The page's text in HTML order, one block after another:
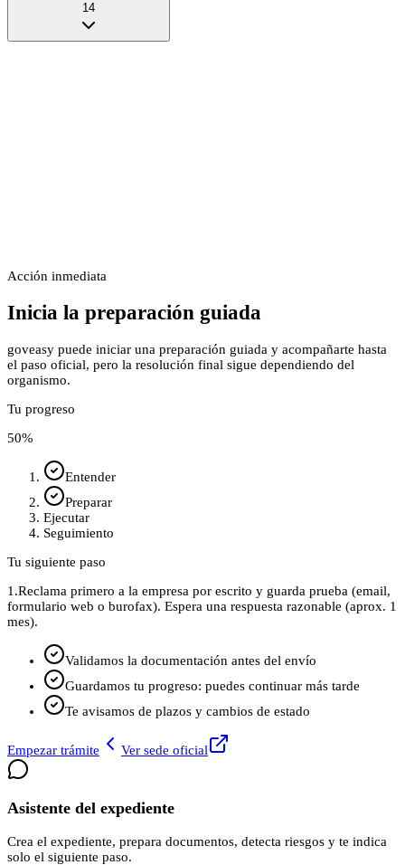
14
Acción inmediata
Inicia la preparación guiada
goveasy puede iniciar una preparación guiada y acompañarte hasta
el paso oficial, pero la resolución final sigue dependiendo del
organismo.
Tu progreso
50%
Entender
Preparar
Ejecutar
Seguimiento
Tu siguiente paso
1.Reclama primero a la empresa por escrito y guarda prueba (email,
formulario web o burofax). Espera una respuesta razonable (aprox. 1
mes).
Validamos la documentación antes del envío
Guardamos tu progreso: puedes continuar más tarde
Te avisamos de plazos y cambios de estado
Empezar trámite Ver sede oficial
Asistente del expediente
Crea el expediente, prepara documentos, detecta riesgos y te indica
solo el siguiente paso.